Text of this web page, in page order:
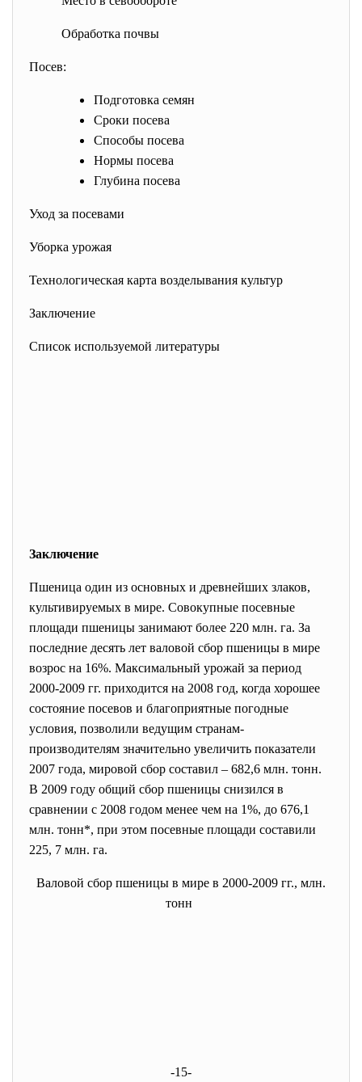
Обработка почвы
Посев:
Подготовка семян
Сроки посева
Способы посева
Нормы посева
Глубина посева
Уход за посевами
Уборка урожая
Технологическая карта возделывания культур
Заключение
Список используемой литературы
Заключение
Пшеница один из основных и древнейших злаков,
культивируемых в мире. Совокупные посевные
площади пшеницы занимают более 220 млн. га. За
последние десять лет валовой сбор пшеницы в мире
возрос на 16%. Максимальный урожай за период
2000-2009 гг. приходится на 2008 год, когда хорошее
состояние посевов и благоприятные погодные
условия, позволили ведущим странам-
производителям значительно увеличить показатели
2007 года, мировой сбор составил – 682,6 млн. тонн.
В 2009 году общий сбор пшеницы снизился в
сравнении с 2008 годом менее чем на 1%, до 676,1
млн. тонн*, при этом посевные площади составили
225, 7 млн. га.
Валовой сбор пшеницы в мире в 2000-2009 гг., млн.
тонн
-15-